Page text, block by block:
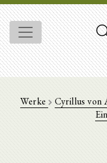
Werke Cyrillus von